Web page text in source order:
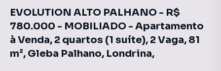
EVOLUTION ALTO PALHANO - R$
780.000 - MOBILIADO - Apartamento
à Venda, 2 quartos (1 suíte), 2 Vaga, 81
m², Gleba Palhano, Londrina,